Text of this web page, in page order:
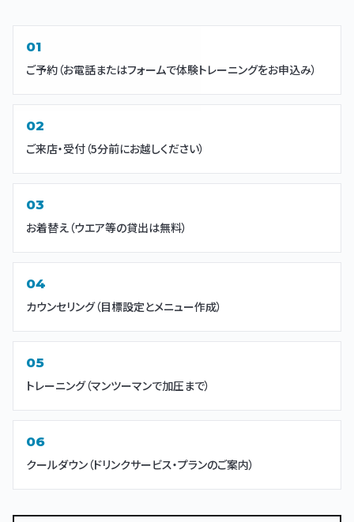
ご予約（お電話またはフォームで体験トレーニングをお申込み）
ご来店・受付（5分前にお越しください）
お着替え（ウエア等の貸出は無料）
カウンセリング（目標設定とメニュー作成）
トレーニング（マンツーマンで加圧まで）
クールダウン（ドリンクサービス・プランのご案内）